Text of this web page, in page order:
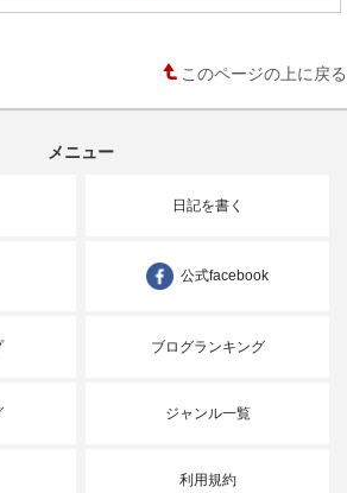
このページの上に戻る
メニュー
日記を書く
公式facebook
ブログランキング
ジャンル一覧
利用規約